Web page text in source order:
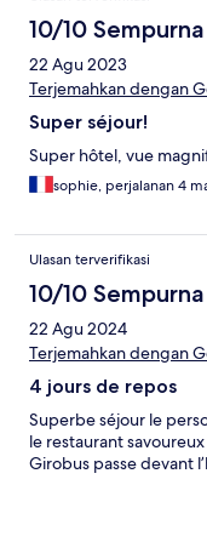
10/10 Sempurna
22 Agu 2023
Terjemahkan dengan
Super séjour!
Super hôtel, vue
sophie, perjalanan 4
Ulasan terverifikasi
10/10 Sempurna
22 Agu 2024
Terjemahkan dengan
4 jours de repos
Superbe séjour le
le restaurant
Girobus passe devant